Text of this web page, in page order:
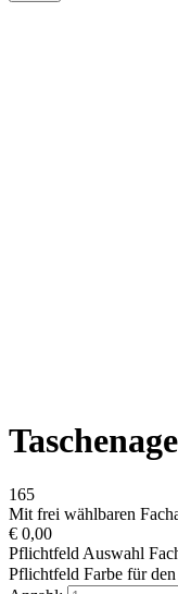
165
Mit frei wählbaren
€ 0,00
Pflichtfeld Auswahl
Pflichtfeld Farbe für